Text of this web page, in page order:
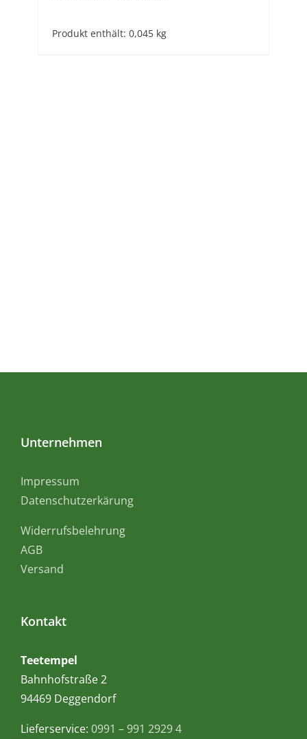
Produkt enthält: 0,045 kg
Unternehmen
Impressum
Datenschutzerkärung
Widerrufsbelehrung
AGB
Versand
Kontakt
Teetempel
Bahnhofstraße 2
94469 Deggendorf
Lieferservice: 0991 – 991 2929 4